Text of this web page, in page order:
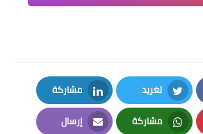
تغريد
Twitter
مشاركة
LinkedIn
مشاركة إرسال